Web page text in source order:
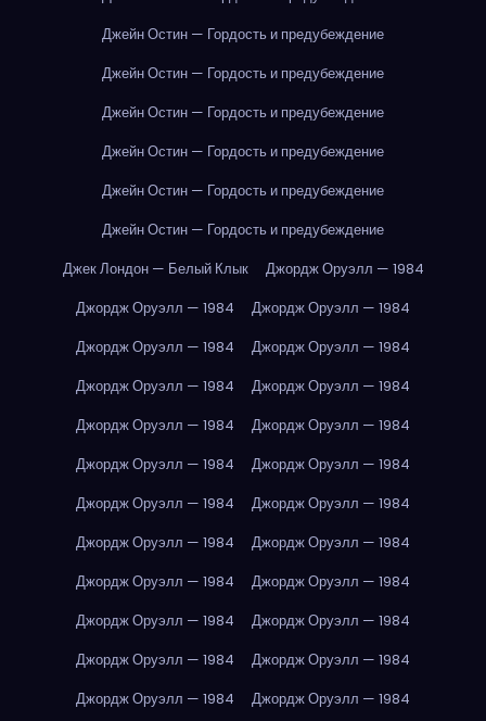
Джейн Остин — Гордость и предубеждение
Джейн Остин — Гордость и предубеждение
Джейн Остин — Гордость и предубеждение
Джейн Остин — Гордость и предубеждение
Джейн Остин — Гордость и предубеждение
Джейн Остин — Гордость и предубеждение
Джек Лондон — Белый Клык
Джордж Оруэлл — 1984
Джордж Оруэлл — 1984
Джордж Оруэлл — 1984
Джордж Оруэлл — 1984
Джордж Оруэлл — 1984
Джордж Оруэлл — 1984
Джордж Оруэлл — 1984
Джордж Оруэлл — 1984
Джордж Оруэлл — 1984
Джордж Оруэлл — 1984
Джордж Оруэлл — 1984
Джордж Оруэлл — 1984
Джордж Оруэлл — 1984
Джордж Оруэлл — 1984
Джордж Оруэлл — 1984
Джордж Оруэлл — 1984
Джордж Оруэлл — 1984
Джордж Оруэлл — 1984
Джордж Оруэлл — 1984
Джордж Оруэлл — 1984
Джордж Оруэлл — 1984
Джордж Оруэлл — 1984
Джордж Оруэлл — 1984